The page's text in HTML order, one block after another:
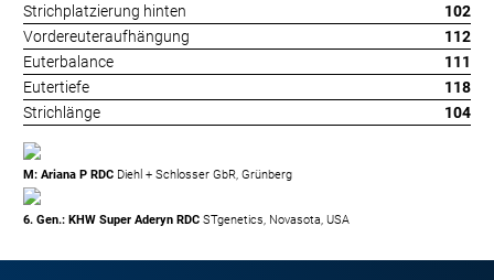
Strichplatzierung hinten
102
Vordereuteraufhängung
112
Euterbalance
111
Eutertiefe
118
Strichlänge
104
M: Ariana P RDC Diehl + Schlosser GbR, Grünberg
6. Gen.: KHW Super Aderyn RDC STgenetics, Novasota, USA